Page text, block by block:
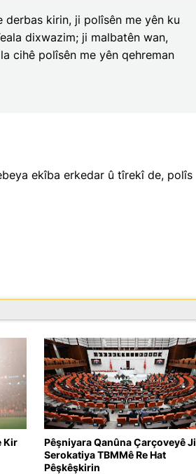
kirin, ji polîsên me yên ku
dixwazim; ji malbatên wan,
cihê polîsên me yên qehreman
ekîba erkedar û tîrekî de, polîs
Kir
Pêşniyara Qanûna Çarçoveyê Ji
Serokatiya TBMMê Re Hat
Pêşkêşkirin